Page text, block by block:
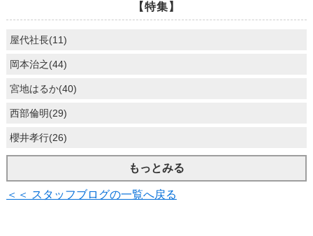
【特集】
屋代社長(11)
岡本治之(44)
宮地はるか(40)
西部倫明(29)
櫻井孝行(26)
もっとみる
＜＜ スタッフブログの一覧へ戻る